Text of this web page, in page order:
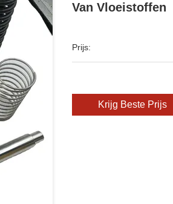
Van Vloeistoffen
Prijs:
Krijg Beste Prijs